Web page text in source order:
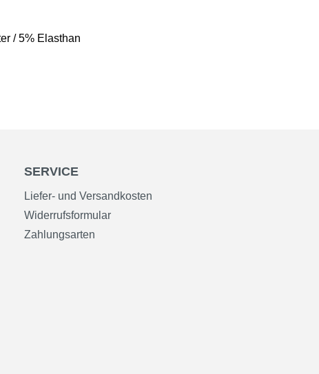
/ 5% Elasthan
SERVICE
Liefer- und Versandkosten
Widerrufsformular
Zahlungsarten